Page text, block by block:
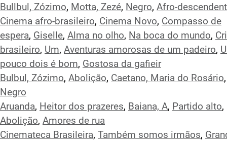
Bullbul, Zózimo, Motta, Zezé, Negro, Afro-
Cinema afro-brasileiro, Cinema Novo, Compasso de
espera, Giselle, Alma no olho, Na boca do mundo,
brasileiro, Um, Aventuras amorosas de um padeiro,
pouco dois é bom, Gostosa da gafieir
Bulbul, Zózimo, Abolição, Caetano, Maria do Rosário,
Negro
Aruanda, Heitor dos prazeres, Baiana, A, Partido alto,
Abolição, Amores de rua
Cinemateca Brasileira, Também somos irmãos,